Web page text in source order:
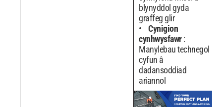
blynyddol gyda
graffeg glir
Cynigion
cynhwysfawr:
Manylebau technegol
cyfun â
dadansoddiad
ariannol